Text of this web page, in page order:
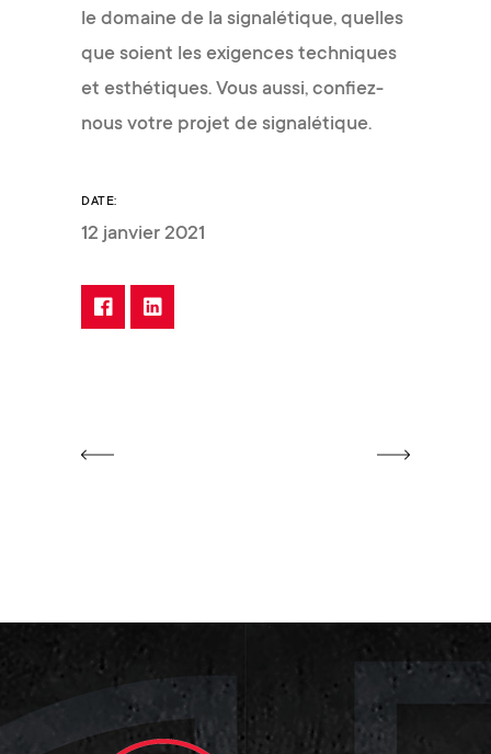
le domaine de la signalétique, quelles
que soient les exigences techniques
et esthétiques. Vous aussi, confiez-
nous votre projet de signalétique.
DATE:
12 janvier 2021